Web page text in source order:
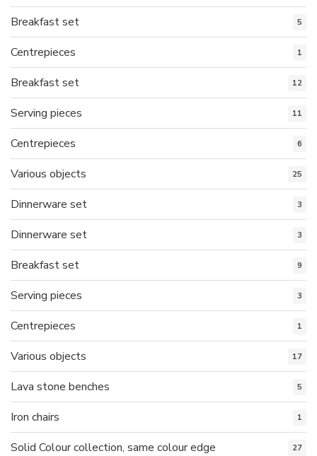
Breakfast set 5
Centrepieces 1
Breakfast set 12
Serving pieces 11
Centrepieces 6
Various objects 25
Dinnerware set 3
Dinnerware set 3
Breakfast set 9
Serving pieces 3
Centrepieces 1
Various objects 17
Lava stone benches 5
Iron chairs 1
Solid Colour collection, same colour edge 27